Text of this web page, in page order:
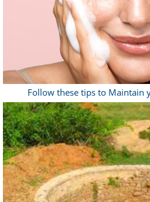
Follow these tips to Maintain